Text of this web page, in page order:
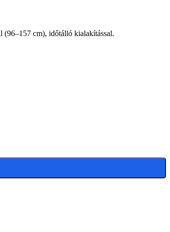
(96–157 cm), időtálló kialakítással.